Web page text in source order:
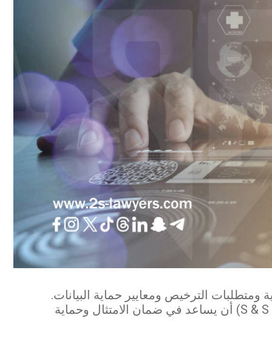
ومتطلبات الترخيص ومعايير حماية البيانات.
اكتشف كيف يمكن لـ مكتب الدكتور صقر المرزوقي للمحاماة والاستشارات القانونية (S & S Lawyers) أن يساعد في ضمان الامتثال وحماية